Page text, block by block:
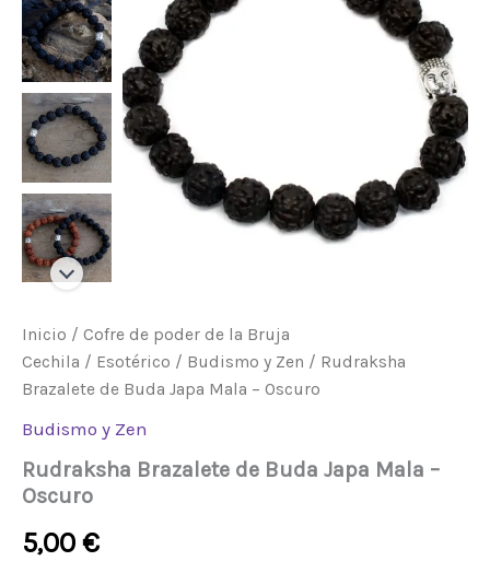
Inicio / Cofre de poder de la Bruja
Cechila / Esotérico / Budismo y Zen / Rudraksha
Brazalete de Buda Japa Mala – Oscuro
Budismo y Zen
Rudraksha Brazalete de Buda Japa Mala –
Oscuro
5,00 €
Mala
-
Oscuro
cantidad